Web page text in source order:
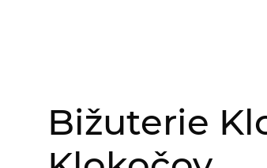
Bižuterie